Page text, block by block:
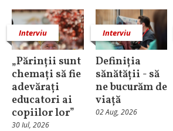
Interviu
„Părinții sunt
chemați să fie
adevărați
educatori ai
copiilor lor”
30 Iul, 2026
Interviu
Definiția
sănătății - să
ne bucurăm de
viață
02 Aug, 2026